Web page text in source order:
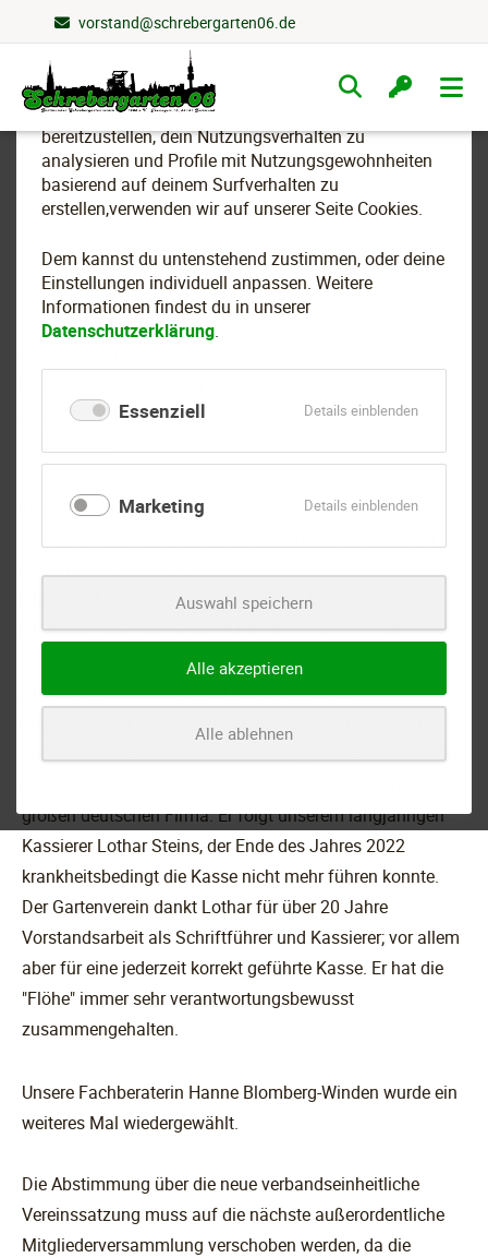
Wir nutzen Cookies
Um essenzielle Funktionen dieser Webseite
bereitzustellen, dein Nutzungsverhalten zu
analysieren und Profile mit Nutzungsgewohnheiten
basierend auf deinem Surfverhalten zu
erstellen,verwenden wir auf unserer Seite Cookies.
Dem kannst du untenstehend zustimmen, oder deine
Einstellungen individuell anpassen. Weitere
Informationen findest du in unserer
Datenschutzerklärung.
Essenziell Details einblendenfür
Marketing Details einblendenfür
Auswahl speichern
Alle akzeptieren
Alle ablehnen
vorstand@schrebergarten06.de
Navigation
überspringen
Jahreshauptversammlung
(12.03.2023)
Akazienstr. 11 statt, an der 94 Gartenmitglieder
Die Ehrungen nahm der stellv. Vorsitzende des
Klaus und David Berg wurden für 25 Jahre sowie
Marianne Riße für 50 Jahre Mitgliedschaft geehrt.
Als neuer Kassierer wurde Nick Werth gewählt: Er
bewirtschaftet zusammen mit seiner Frau Isabel seit 5
Jahren seine Scholle in unserer Anlage. Beruflich arbeitet
großen deutschen Firma. Er folgt unserem langjährigen
Kassierer Lothar Steins, der Ende des Jahres 2022
krankheitsbedingt die Kasse nicht mehr führen konnte.
Der Gartenverein dankt Lothar für über 20 Jahre
Vorstandsarbeit als Schriftführer und Kassierer; vor allem
aber für eine jederzeit korrekt geführte Kasse. Er hat die
"Flöhe" immer sehr verantwortungsbewusst
zusammengehalten.
Unsere Fachberaterin Hanne Blomberg-Winden wurde ein
weiteres Mal wiedergewählt.
Die Abstimmung über die neue verbandseinheitliche
Vereinssatzung muss auf die nächste außerordentliche
Mitgliederversammlung verschoben werden, da die